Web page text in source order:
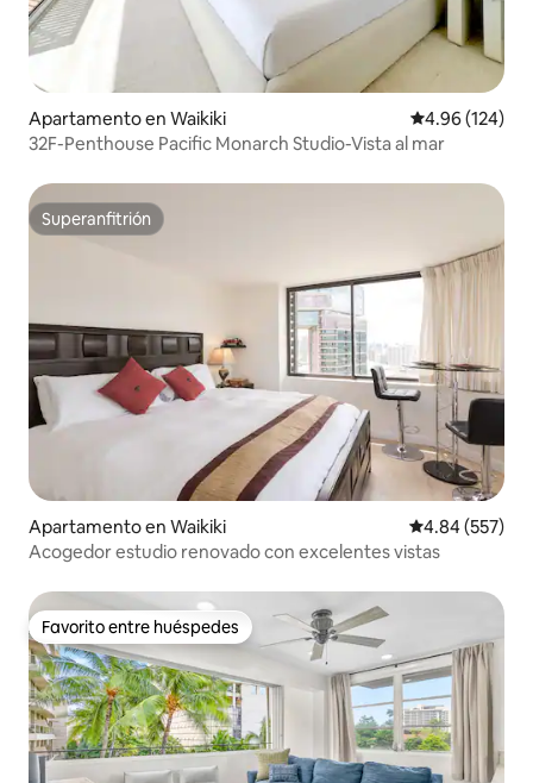
Apartamento en Waikiki Calificación
4.96 (124)
32F-Penthouse Pacific Monarch Studio-Vista al mar
Superanfitrión
Superanfitrión
Apartamento en Waikiki Calificación
4.84 (557)
Acogedor estudio renovado con excelentes vistas
Favorito entre huéspedes
Favorito entre huéspedes